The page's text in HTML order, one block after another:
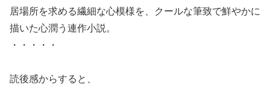
居場所を求める繊細な心模様を、クールな筆致で鮮やかに
描いた心潤う連作小説。
・・・・・
読後感からすると、